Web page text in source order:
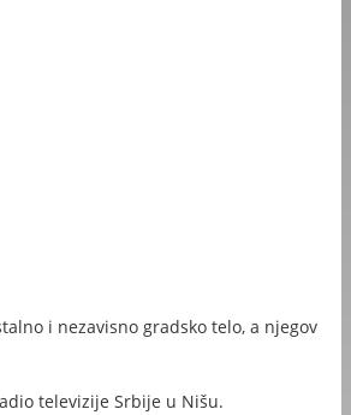
i nezavisno gradsko telo, a njegov
televizije Srbije u Nišu.